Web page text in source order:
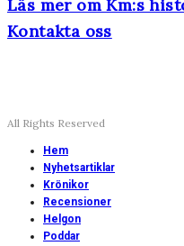
Läs mer om Km:s
Kontakta oss
All Rights Reserved
Hem
Nyhetsartiklar
Krönikor
Recensioner
Helgon
Poddar